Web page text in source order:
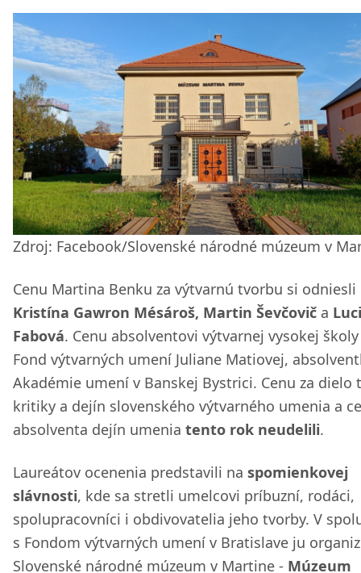
Zdroj: Facebook/Slovenské národné múzeum v
Cenu Martina Benku za výtvarnú tvorbu si odniesli
Kristína Gawron Mésároš, Martin Ševčovič a
Fabová. Cenu absolventovi výtvarnej vysokej
Fond výtvarných umení Juliane Matiovej,
Akadémie umení v Banskej Bystrici. Cenu za dielo
kritiky a dejín slovenského výtvarného umenia a
absolventa dejín umenia tento rok neudelili.
Laureátov ocenenia predstavili na spomienkovej
slávnosti, kde sa stretli umelcovi príbuzní, rodáci,
spolupracovníci i obdivovatelia jeho tvorby. V
s Fondom výtvarných umení v Bratislave ju
Slovenské národné múzeum v Martine - Múzeum